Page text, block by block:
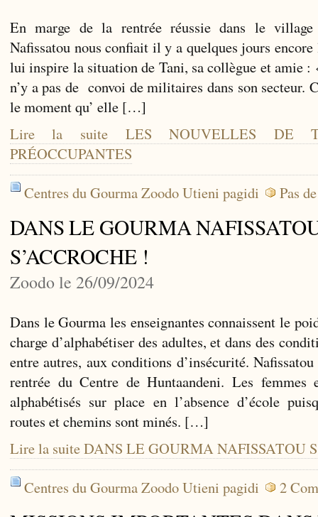
En marge de la rentrée réussie dans le village
Nafissatou nous confiait il y a quelques jours
lui inspire la situation de Tani, sa collègue et amie :
n’y a pas de convoi de militaires dans son secteur.
le moment qu’ elle […]
Lire la suite LES NOUVELLES DE
PRÉOCCUPANTES
Centres du Gourma Zoodo Utieni pagidi
Pas
DANS LE GOURMA
S’ACCROCHE !
Zoodo le 26/09/2024
Dans le Gourma les enseignantes connaissent le
charge d’alphabétiser des adultes, et dans des
entre autres, aux conditions d’insécurité.
rentrée du Centre de Huntaandeni. Les femmes
alphabétisés sur place en l’absence d’école
routes et chemins sont minés. […]
Lire la suite DANS LE GOURMA NAFISSATOU
Centres du Gourma Zoodo Utieni pagidi
2